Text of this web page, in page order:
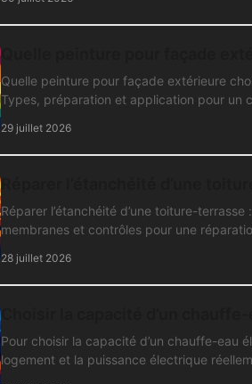
Quelle peinture pour façade extérieure
Types, préparation et application pour un
29 juillet 2026
Réparer l’étanchéité d’une toiture-
membranes et contrôles pour une
28 juillet 2026
Pour choisir la capacité d’un chauffe-eau
logement et la puissance électrique